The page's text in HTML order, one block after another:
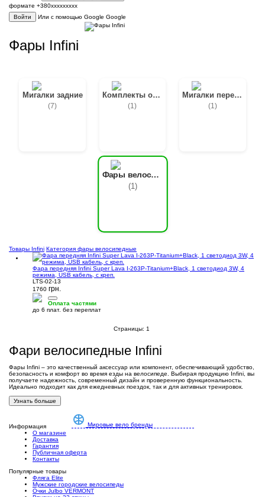
формате +380ххххххххх
Войти
Или с помощью Google Google
Фары Infini
Мигалки задние
(7)
Комплекты освещения
(1)
Мигалки передние
(1)
Фары велосипедные
(1)
Товары Infini Категория фары велосипедные
Фара передняя Infini Super Lava I-263P-Titanium+Black, 1 светодиод 3W, 4
режима, USB кабель, с креп.
LTS-02-13
1760 грн.
Оплата частями
до 6 плат. без переплат
Страницы: 1
Фари велосипедные Infini
Фары Infini – это качественный аксессуар или компонент, обеспечивающий удобство,
безопасность и комфорт во время езды на велосипеде. Выбирая продукцию Infini, вы
получаете надежность, современный дизайн и проверенную функциональность.
Идеально подходит как для ежедневных поездок, так и для активных тренировок.
Узнать больше
Мировые вело бренды
Информация
О магазине
Доставка
Гарантия
Публичная оферта
Контакты
Популярные товары
Фляга Elite
Мужские городские велосипеды
Очки Julbo VERMONT